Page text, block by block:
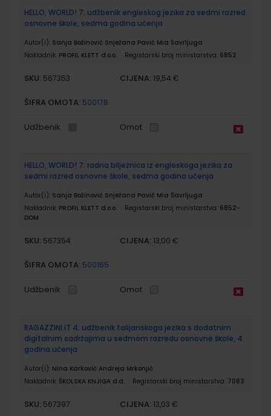
HELLO, WORLD! 7; udžbenik engleskog jezika za sedmi razred
osnovne škole, sedma godina učenja
Autor(i): Sanja Božinović Snježana Pavić Mia Šavrljuga
Nakladnik: PROFIL KLETT d.o.o. Registarski broj ministarstva: 6852
SKU: 567353 CIJENA: 19,54 €
ŠIFRA OMOTA: 500178
Udžbenik Omot
HELLO, WORLD! 7; radna bilježnica iz engleskoga jezika za
sedmi razred osnovne škole, sedma godina učenja
Autor(i): Sanja Božinović Snježana Pavić Mia Šavrljuga
Nakladnik: PROFIL KLETT d.o.o. Registarski broj ministarstva: 6852-
DOM
SKU: 567354 CIJENA: 13,00 €
ŠIFRA OMOTA: 500165
Udžbenik Omot
RAGAZZINI.IT 4; udžbenik talijanskoga jezika s dodatnim
digitalnim sadržajima u sedmom razredu osnovne škole, 4.
godina učenja
Autor(i): Nina Karković Andreja Mrkonjić
Nakladnik: ŠKOLSKA KNJIGA d.d. Registarski broj ministarstva: 7083
SKU: 567397 CIJENA: 13,03 €